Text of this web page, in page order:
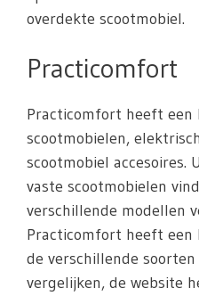
overdekte scootmobiel.
Practicomfort
Practicomfort heeft een
scootmobielen,
scootmobiel accesoires.
vaste scootmobielen
verschillende modellen
Practicomfort heeft een
de verschillende
vergelijken, de website